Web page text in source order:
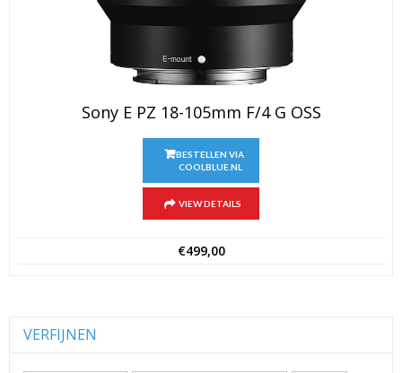
Sony E PZ 18-105mm F/4 G OSS
BESTELLEN VIA
COOLBLUE.NL
VIEW DETAILS
€499,00
VERFIJNEN